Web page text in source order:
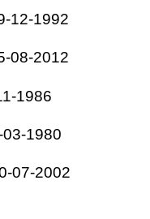
12-1992
08-2012
1986
1980
07-2002